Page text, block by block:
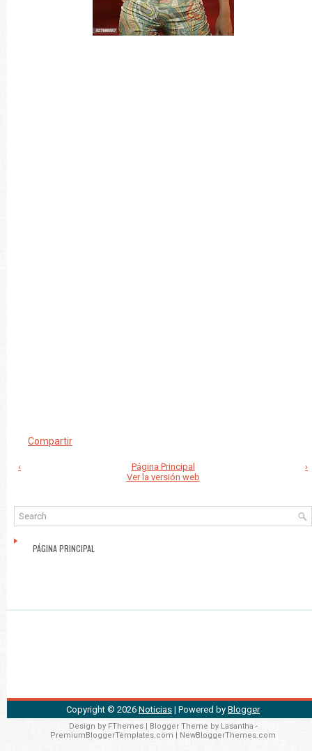
Compartir
‹ ›
Página Principal
Ver la versión web
PÁGINA PRINCIPAL
Copyright © 2026 Noticias | Powered by Blogger
Design by FThemes| Blogger Theme by Lasantha -
PremiumBloggerTemplates.com
NewBloggerThemes.com